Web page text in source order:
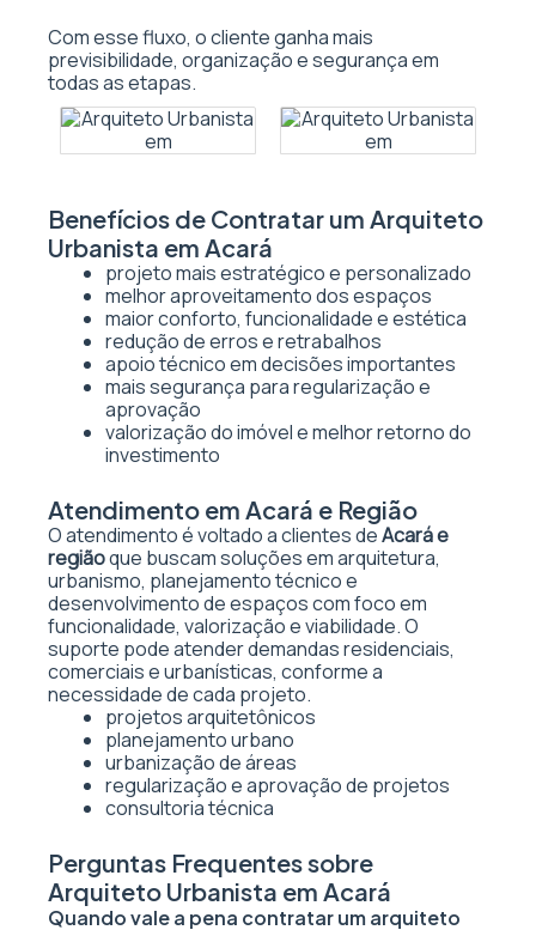
Com esse fluxo, o cliente ganha mais
previsibilidade, organização e segurança em
todas as etapas.
Benefícios de Contratar um Arquiteto
Urbanista em Acará
projeto mais estratégico e personalizado
melhor aproveitamento dos espaços
maior conforto, funcionalidade e estética
redução de erros e retrabalhos
apoio técnico em decisões importantes
mais segurança para regularização e
aprovação
valorização do imóvel e melhor retorno do
investimento
Atendimento em Acará e Região
O atendimento é voltado a clientes deAcará e
regiãoque buscam soluções em arquitetura,
urbanismo, planejamento técnico e
desenvolvimento de espaços com foco em
funcionalidade, valorização e viabilidade. O
suporte pode atender demandas residenciais,
comerciais e urbanísticas, conforme a
necessidade de cada projeto.
projetos arquitetônicos
planejamento urbano
urbanização de áreas
regularização e aprovação de projetos
consultoria técnica
Perguntas Frequentes sobre
Arquiteto Urbanista em Acará
Quando vale a pena contratar um arquiteto